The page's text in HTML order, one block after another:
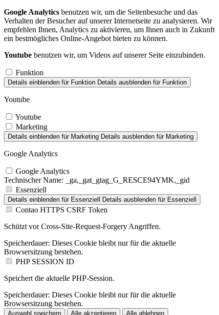
Google Analytics benutzen wir, um die Seitenbesuche und das
Verhalten der Besucher auf unserer Internetseite zu analysieren. Wir
empfehlen Ihnen, Analytics zu aktivieren, um Ihnen auch in Zukunft
ein bestmögliches Online-Angebot bieten zu können.
Youtube benutzen wir, um Videos auf unserer Seite einzubinden.
Funktion
Details einblenden für Funktion Details ausblenden für Funktion
Youtube
Youtube
Marketing
Details einblenden für Marketing Details ausblenden für Marketing
Google Analytics
Google Analytics
Technischer Name: _ga,_gat_gtag_G_RESCE94YMK,_gid
Essenziell
Details einblenden für Essenziell Details ausblenden für Essenziell
Contao HTTPS CSRF Token
Schützt vor Cross-Site-Request-Forgery Angriffen.
Speicherdauer: Dieses Cookie bleibt nur für die aktuelle
Browsersitzung bestehen.
PHP SESSION ID
Speichert die aktuelle PHP-Session.
Speicherdauer: Dieses Cookie bleibt nur für die aktuelle
Browsersitzung bestehen.
Auswahl speichern Alle akzeptieren Alle ablehnen